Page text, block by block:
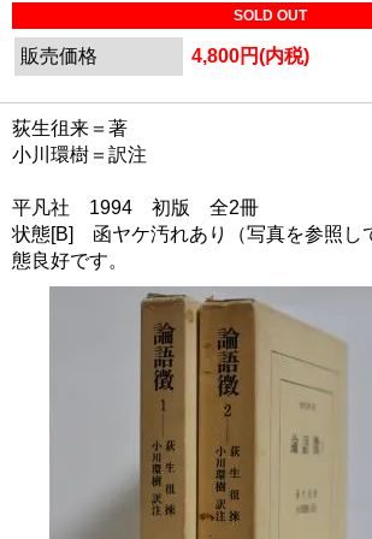
SOLD OUT
販売価格 4,800円(内税)
荻生徂来＝著
小川環樹＝訳注
平凡社 1994 初版 全2冊
状態[B] 函ヤケ汚れあり（写真を参照し
態良好です。